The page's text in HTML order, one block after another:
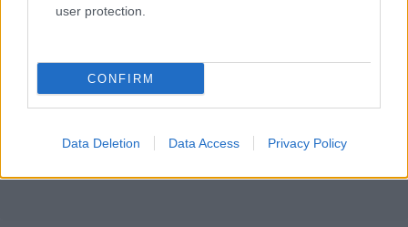
user protection.
CONFIRM
Data Deletion Data Access Privacy Policy